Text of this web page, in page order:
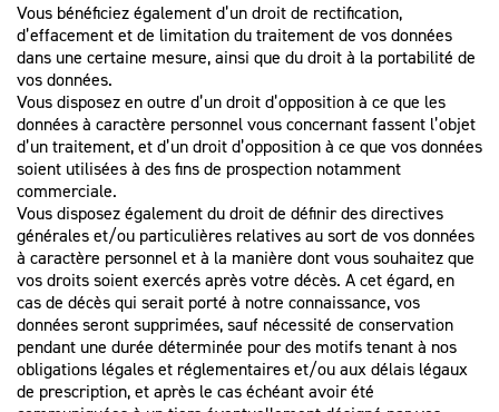
Vous bénéficiez également d’un droit de rectification,
d’effacement et de limitation du traitement de vos données
dans une certaine mesure, ainsi que du droit à la portabilité de
vos données.
Vous disposez en outre d’un droit d’opposition à ce que les
données à caractère personnel vous concernant fassent l’objet
d’un traitement, et d’un droit d’opposition à ce que vos données
soient utilisées à des fins de prospection notamment
commerciale.
Vous disposez également du droit de définir des directives
générales et/ou particulières relatives au sort de vos données
à caractère personnel et à la manière dont vous souhaitez que
vos droits soient exercés après votre décès. A cet égard, en
cas de décès qui serait porté à notre connaissance, vos
données seront supprimées, sauf nécessité de conservation
pendant une durée déterminée pour des motifs tenant à nos
obligations légales et réglementaires et/ou aux délais légaux
de prescription, et après le cas échéant avoir été